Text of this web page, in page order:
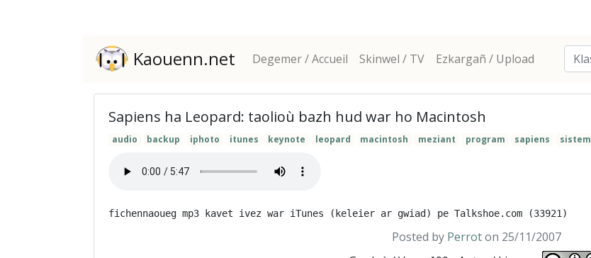
Kaouenn.net Degemer / Accueil Skinwel / TV Ezkargañ / Upload
Sapiens ha Leopard: taolioù bazh hud war ho Macintosh
audio backup iphoto itunes keynote leopard macintosh meziant program sapiens sistem
Posted by Perroton 25/11/2007